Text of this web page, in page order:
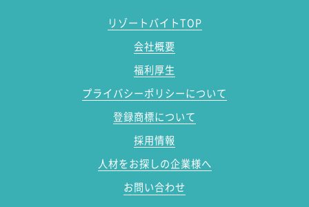
リゾートバイトTOP
会社概要
福利厚生
プライバシーポリシーについて
登録商標について
採用情報
人材をお探しの企業様へ
お問い合わせ